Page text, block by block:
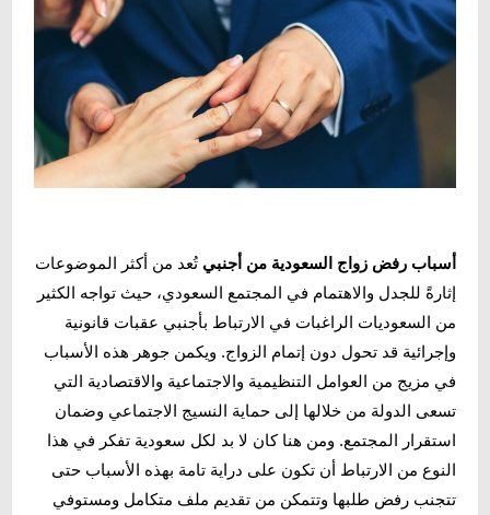
أسباب رفض زواج السعودية من أجنبي تُعد من أكثر الموضوعات
إثارةً للجدل والاهتمام في المجتمع السعودي، حيث تواجه الكثير
من السعوديات الراغبات في الارتباط بأجنبي عقبات قانونية
وإجرائية قد تحول دون إتمام الزواج. ويكمن جوهر هذه الأسباب
في مزيج من العوامل التنظيمية والاجتماعية والاقتصادية التي
تسعى الدولة من خلالها إلى حماية النسيج الاجتماعي وضمان
استقرار المجتمع. ومن هنا كان لا بد لكل سعودية تفكر في هذا
النوع من الارتباط أن تكون على دراية تامة بهذه الأسباب حتى
تتجنب رفض طلبها وتتمكن من تقديم ملف متكامل ومستوفي